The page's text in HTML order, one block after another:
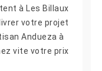
à Les Billaux
votre projet
Andueza à
vite votre prix